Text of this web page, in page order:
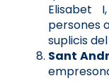
Elisabet
persones
suplicis
Sant